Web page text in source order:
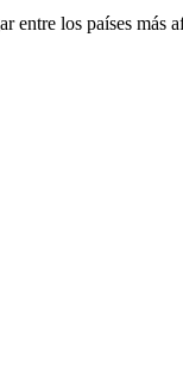
los países